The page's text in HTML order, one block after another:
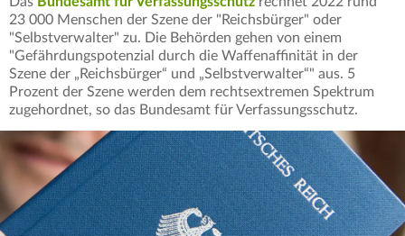
23 000 Menschen der Szene der "Reichsbürger" oder
"Selbstverwalter" zu. Die Behörden gehen von einem
"Gefährdungspotenzial durch die Waffenaffinität in der
Szene der „Reichsbürger“ und „Selbstverwalter“" aus. 5
Prozent der Szene werden dem rechtsextremen Spektrum
zugehordnet, so das Bundesamt für Verfassungsschutz.